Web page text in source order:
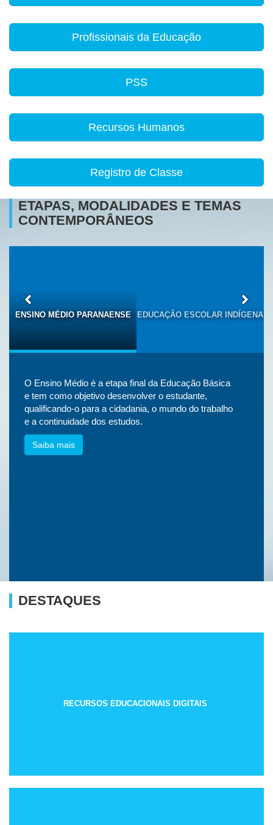
Profissionais da Educação
PSS
Recursos Humanos
Registro de Classe
ETAPAS, MODALIDADES E TEMAS
CONTEMPORÂNEOS
ENSINO MÉDIO PARANAENSE
EDUCAÇÃO ESCOLAR INDÍGENA
O Ensino Médio é a etapa final da Educação Básica
e tem como objetivo desenvolver o estudante,
qualificando-o para a cidadania, o mundo do trabalho
e a continuidade dos estudos.
Saiba mais
DESTAQUES
RECURSOS EDUCACIONAIS DIGITAIS